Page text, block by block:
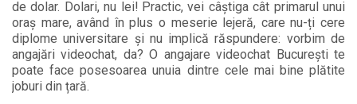
de dolar. Dolari, nu lei! Practic, vei câștiga cât primarul unui
oraș mare, având în plus o meserie lejeră, care nu-ți cere
diplome universitare și nu implică răspundere: vorbim de
angajări videochat, da? O angajare videochat București te
poate face posesoarea unuia dintre cele mai bine plătite
joburi din țară.